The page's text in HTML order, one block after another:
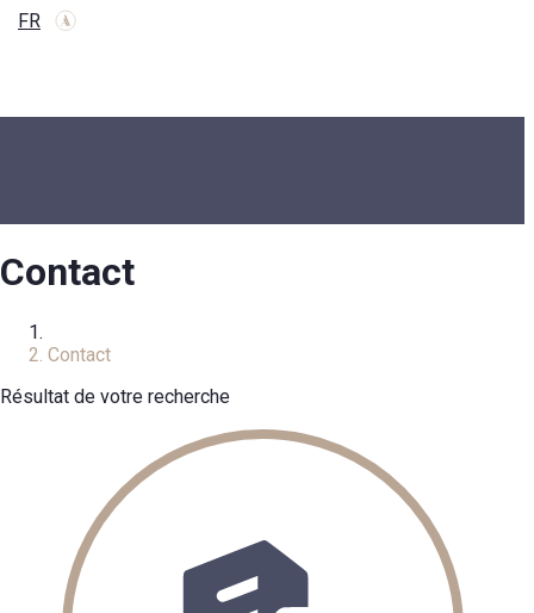
FR
Contact
Contact
Résultat de votre recherche